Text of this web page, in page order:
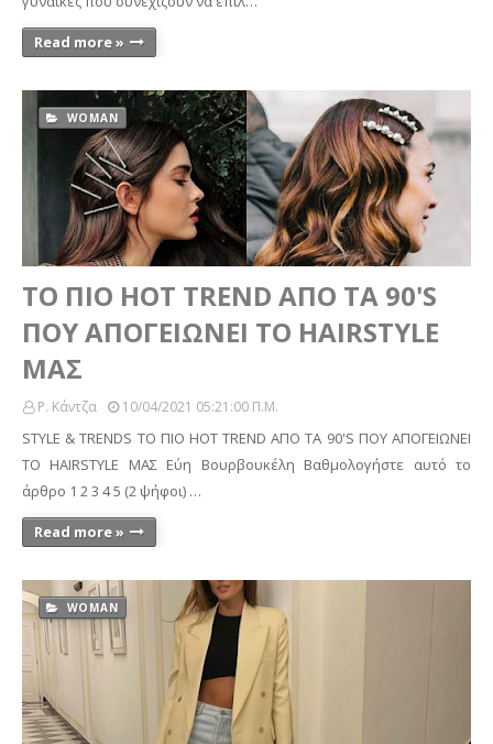
Read more »
WOMAN
ΤΟ ΠΙΟ HOT TREND ΑΠΟ ΤΑ 90'S
ΠΟΥ ΑΠΟΓΕΙΩΝΕΙ ΤΟ HAIRSTYLE
ΜΑΣ
Ρ. Κάντζα 10/04/2021 05:21:00 Π.μ.
STYLE & TRENDS ΤΟ ΠΙΟ HOT TREND ΑΠΟ ΤΑ 90'S ΠΟΥ ΑΠΟΓΕΙΩΝΕΙ
ΤΟ HAIRSTYLE ΜΑΣ Εύη Βουρβουκέλη Βαθμολογήστε αυτό το
άρθρο 1 2 3 4 5 (2 ψήφοι) …
Read more »
WOMAN